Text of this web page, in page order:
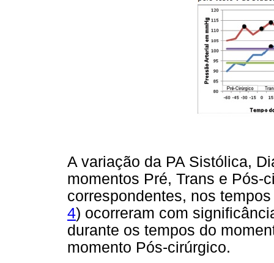
A variação da PA Sistólica,
momentos Pré, Trans e Pós-
correspondentes, nos
4) ocorreram com
durante os tempos do
momento Pós-cirúrgico.